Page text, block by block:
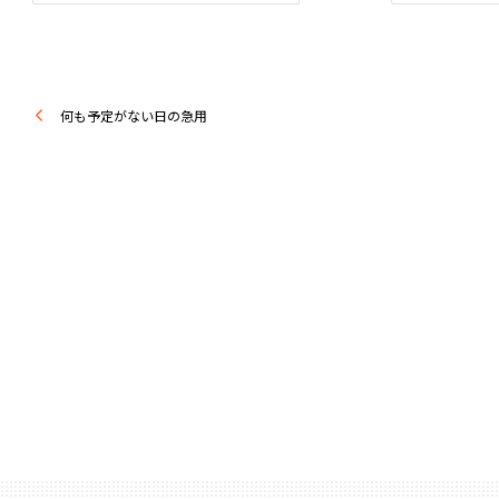
何も予定がない日の急用